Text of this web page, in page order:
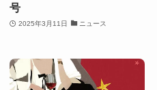
号
2025年3月11日 ニュース